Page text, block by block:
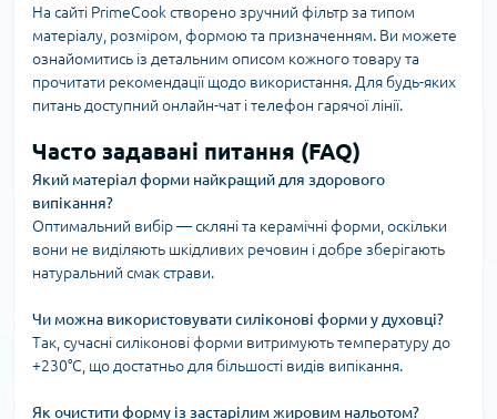
На сайті PrimeCook створено зручний фільтр за типом
матеріалу, розміром, формою та призначенням. Ви можете
ознайомитись із детальним описом кожного товару та
прочитати рекомендації щодо використання. Для будь-яких
питань доступний онлайн-чат і телефон гарячої лінії.
Часто задавані питання (FAQ)
Який матеріал форми найкращий для здорового
випікання?
Оптимальний вибір — скляні та керамічні форми, оскільки
вони не виділяють шкідливих речовин і добре зберігають
натуральний смак страви.
Чи можна використовувати силіконові форми у духовці?
Так, сучасні силіконові форми витримують температуру до
+230°C, що достатньо для більшості видів випікання.
Як очистити форму із застарілим жировим нальотом?